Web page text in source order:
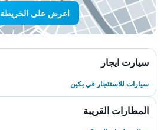
اعرض على الخريطة
سيارت ايجار
سيارات للاستئجار في بكين
المطارات القريبة